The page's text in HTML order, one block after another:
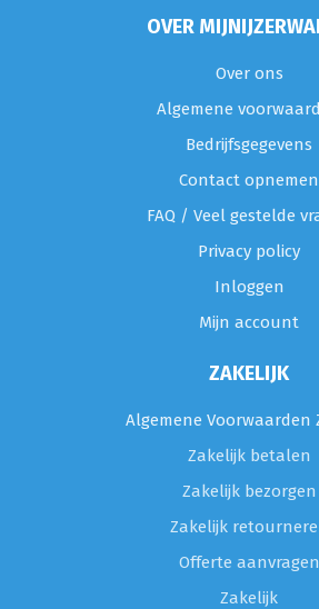
OVER
Over ons
Algemene
Bedrijfsgegevens
Contact opnemen
FAQ / Veel gestelde
Privacy policy
Inloggen
Mijn account
ZAKELIJK
Algemene Voorwaarden
Zakelijk betalen
Zakelijk bezorgen
Zakelijk
Offerte aanvragen
Zakelijk